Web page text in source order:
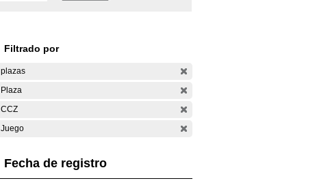
Filtrado por
plazas
Plaza
CCZ
Juego
Fecha de registro